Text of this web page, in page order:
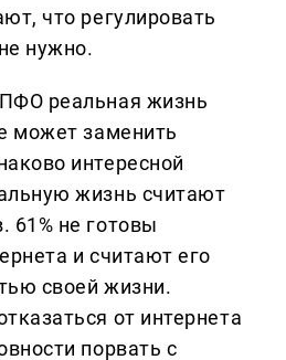
что регулировать
нужно.
реальная жизнь
может заменить
интересной
жизнь считают
61% не готовы
и считают его
своей жизни.
от интернета
порвать с